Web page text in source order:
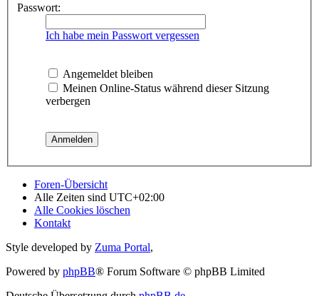
Passwort:
Ich habe mein Passwort vergessen
Angemeldet bleiben
Meinen Online-Status während dieser Sitzung
verbergen
Foren-Übersicht
Alle Zeiten sind UTC+02:00
Alle Cookies löschen
Kontakt
Style developed by Zuma Portal,
Powered by phpBB® Forum Software © phpBB Limited